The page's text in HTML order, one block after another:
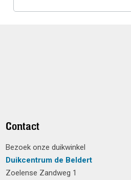
Contact
Bezoek onze duikwinkel
Duikcentrum de Beldert
Zoelense Zandweg 1